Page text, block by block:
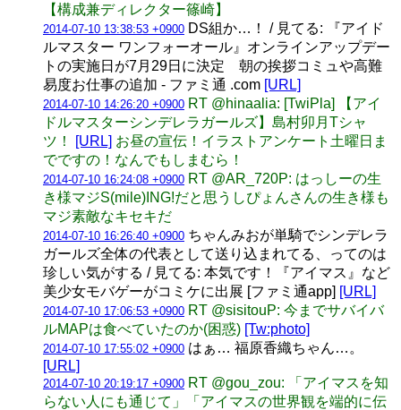
【構成兼ディレクター篠崎】
2014-07-10 13:38:53 +0900 DS組か…！ / 見てる: 『アイド
ルマスター ワンフォーオール』オンラインアップデー
トの実施日が7月29日に決定 朝の挨拶コミュや高難
易度お仕事の追加 - ファミ通 .com [URL]
2014-07-10 14:26:20 +0900 RT @hinaalia: [TwiPla] 【アイ
ドルマスターシンデレラガールズ】島村卯月Tシャ
ツ！
[URL] お昼の宣伝！イラストアンケート土曜日ま
でですの！なんでもしまむら！
2014-07-10 16:24:08 +0900 RT @AR_720P: はっしーの生
き様マジS(mile)ING!だと思うしぴょんさんの生き様も
マジ素敵なキセキだ
2014-07-10 16:26:40 +0900 ちゃんみおが単騎でシンデレラ
ガールズ全体の代表として送り込まれてる、ってのは
珍しい気がする / 見てる: 本気です！『アイマス』など
美少女モバゲーがコミケに出展 [ファミ通app] [URL]
2014-07-10 17:06:53 +0900 RT @sisitouP: 今までサバイバ
ルMAPは食べていたのか(困惑) [Tw:photo]
2014-07-10 17:55:02 +0900 はぁ… 福原香織ちゃん…。
[URL]
2014-07-10 20:19:17 +0900 RT @gou_zou: 「アイマスを知
らない人にも通じて」「アイマスの世界観を端的に伝